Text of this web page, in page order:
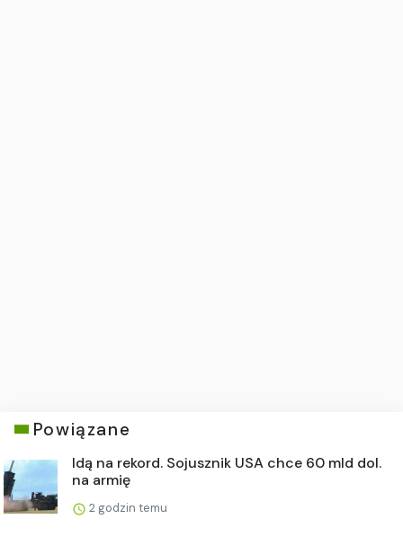
Powiązane
Idą na rekord. Sojusznik USA chce 60 mld dol.
na armię
2 godzin temu